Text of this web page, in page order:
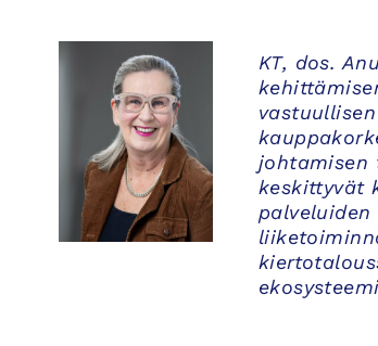
KT, dos.
johtamisen
keskittyvät